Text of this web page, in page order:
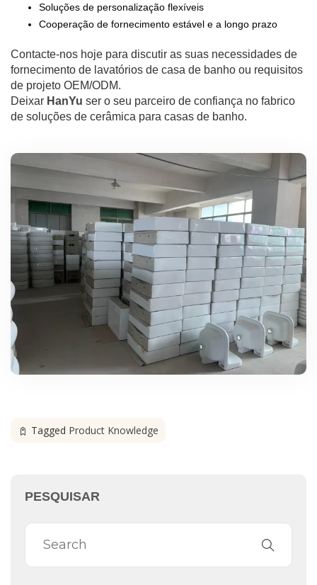
Soluções de personalização flexíveis
Cooperação de fornecimento estável e a longo prazo
Contacte-nos hoje para discutir as suas necessidades de
fornecimento de lavatórios de casa de banho ou requisitos
de projeto OEM/ODM.
Deixar HanYu ser o seu parceiro de confiança no fabrico
de soluções de cerâmica para casas de banho.
Tagged Product Knowledge
PESQUISAR